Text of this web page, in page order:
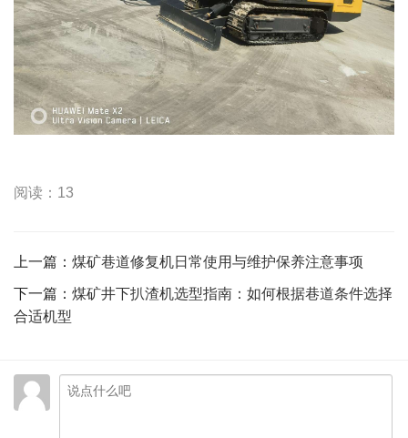
阅读：13
上一篇： 煤矿巷道修复机日常使用与维护保养注意事项
下一篇： 煤矿井下扒渣机选型指南：如何根据巷道条件选择
合适机型